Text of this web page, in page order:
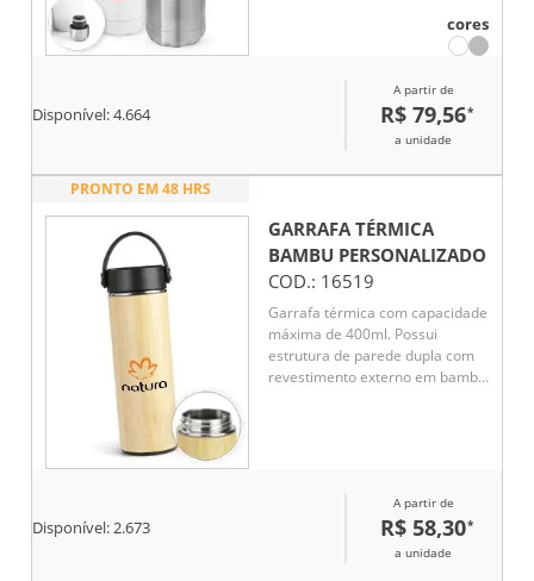
temperatura por mais tempo.
cores
Disponível:4.664
A partir de
R$ 79,56*
a unidade
PRONTO EM 48 HRS
GARRAFA TÉRMICA
BAMBU PERSONALIZADO
COD.: 16519
Garrafa térmica com capacidade
máxima de 400ml. Possui
estrutura de parede dupla com
revestimento externo em bambu
Disponível:2.673
A partir de
R$ 58,30*
a unidade